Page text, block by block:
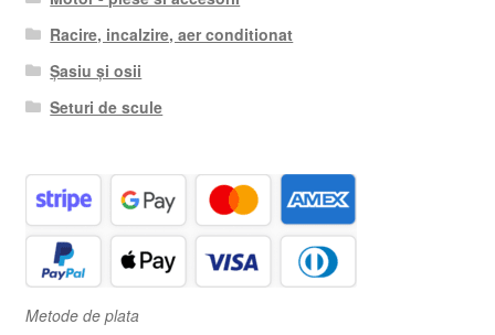
Racire, incalzire, aer conditionat
Șasiu și osii
Seturi de scule
Metode de plata